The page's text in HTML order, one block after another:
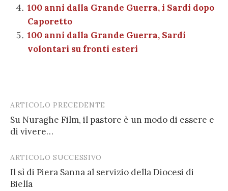
100 anni dalla Grande Guerra, i Sardi dopo
Caporetto
100 anni dalla Grande Guerra, Sardi
volontari su fronti esteri
Post
navigation
ARTICOLO PRECEDENTE
Su Nuraghe Film, il pastore è un modo di essere e
di vivere…
ARTICOLO SUCCESSIVO
Il sì di Piera Sanna al servizio della Diocesi di
Biella